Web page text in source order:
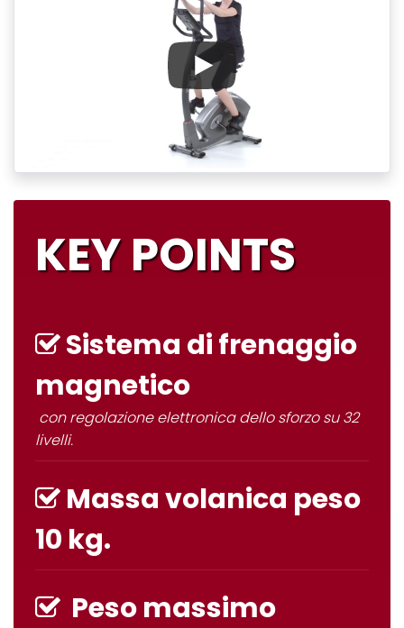
KEY POINTS
Sistema di frenaggio
magnetico
con regolazione elettronica dello sforzo su 32
livelli.
Massa volanica peso
10 kg.
Peso massimo